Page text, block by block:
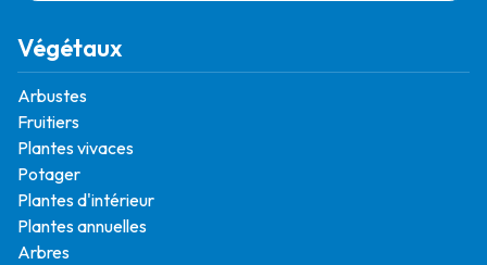
Végétaux
Arbustes
Fruitiers
Plantes vivaces
Potager
Plantes d'intérieur
Plantes annuelles
Arbres